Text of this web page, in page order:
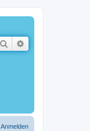
Suche
Anmelden